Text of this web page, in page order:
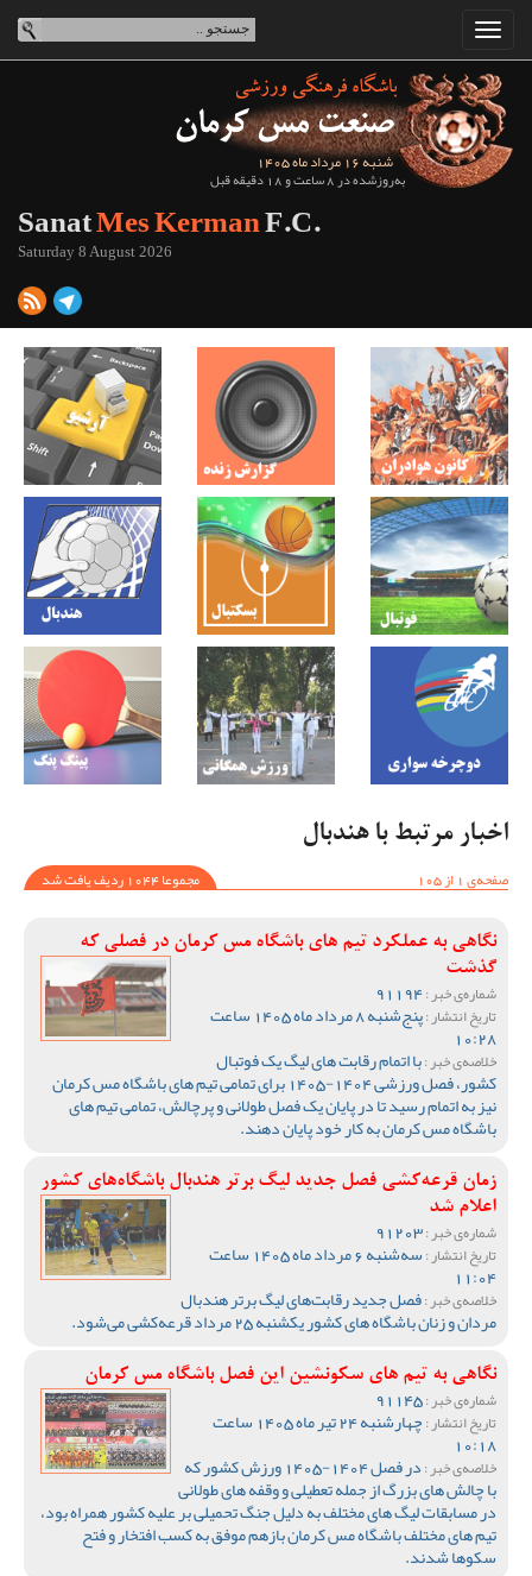
شنبه 16 مرداد ماه 1405
به‌روزشده در 8 ساعت و 18 دقیقه قبل
SanatMes KermanF.C.
Saturday 8 August 2026
اخبار مرتبط با هندبال
صفحه‌ی 1 از 105
مجموعا 1044 ردیف یافت شد
نگاهی به عملکرد تیم های باشگاه مس کرمان در فصلی که
گذشت
شماره‌ی خبر :
تاریخ انتشار : پنج‌شنبه 8 مرداد ماه 1405 ساعت
10:28
خلاصه‌ی خبر :با اتمام رقابت های لیگ یک فوتبال
کشور، فصل ورزشی 1404-1405 برای تمامی تیم های باشگاه مس کرمان
نیز به اتمام رسید تا در پایان یک فصل طولانی و پرچالش، تمامی تیم های
باشگاه مس کرمان به کار خود پایان دهند.
زمان قرعه‌کشی فصل جدید لیگ برتر هندبال باشگاه‌های کشور
اعلام شد
شماره‌ی خبر :
تاریخ انتشار : سه‌شنبه 6 مرداد ماه 1405 ساعت
11:04
خلاصه‌ی خبر :فصل جدید رقابت‌های لیگ برتر هندبال
مردان و زنان باشگاه های کشور یکشنبه 25 مرداد قرعه‌کشی می‌شود.
نگاهی به تیم های سکونشین این فصل باشگاه مس کرمان
شماره‌ی خبر :
تاریخ انتشار : چهارشنبه 24 تیر ماه 1405 ساعت
10:18
خلاصه‌ی خبر : در فصل 1404-1405 ورزش کشور که
با چالش های بزرگ از جمله تعطیلی و وقفه های طولانی
در مسابقات لیگ های مختلف به دلیل جنگ تحمیلی بر علیه کشور همراه بود،
تیم های مختلف باشگاه مس کرمان بازهم موفق به کسب افتخار و فتح
سکوها شدند.